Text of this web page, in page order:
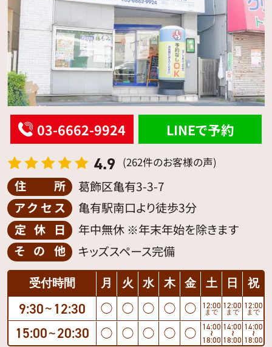
4.9 (262件のお客様の声)
住所
葛飾区亀有3-3-7
アクセス
亀有駅南口より徒歩3分
定休日
年中無休 ※年末年始を除きます
その他
キッズスペース完備
03-6662-9924 LINEで予約
受付時間 月 火 水 木 金 土 日 祝
9:30 〜 12:30 ◯ ◯ ◯ ◯ ◯ 12:00
まで
12:00
まで
12:00
まで
15:00 〜 20:30 ◯ ◯ ◯ ◯ ◯ 14:00
〜
18:00
14:00
〜
18:00
14:00
〜
18:00